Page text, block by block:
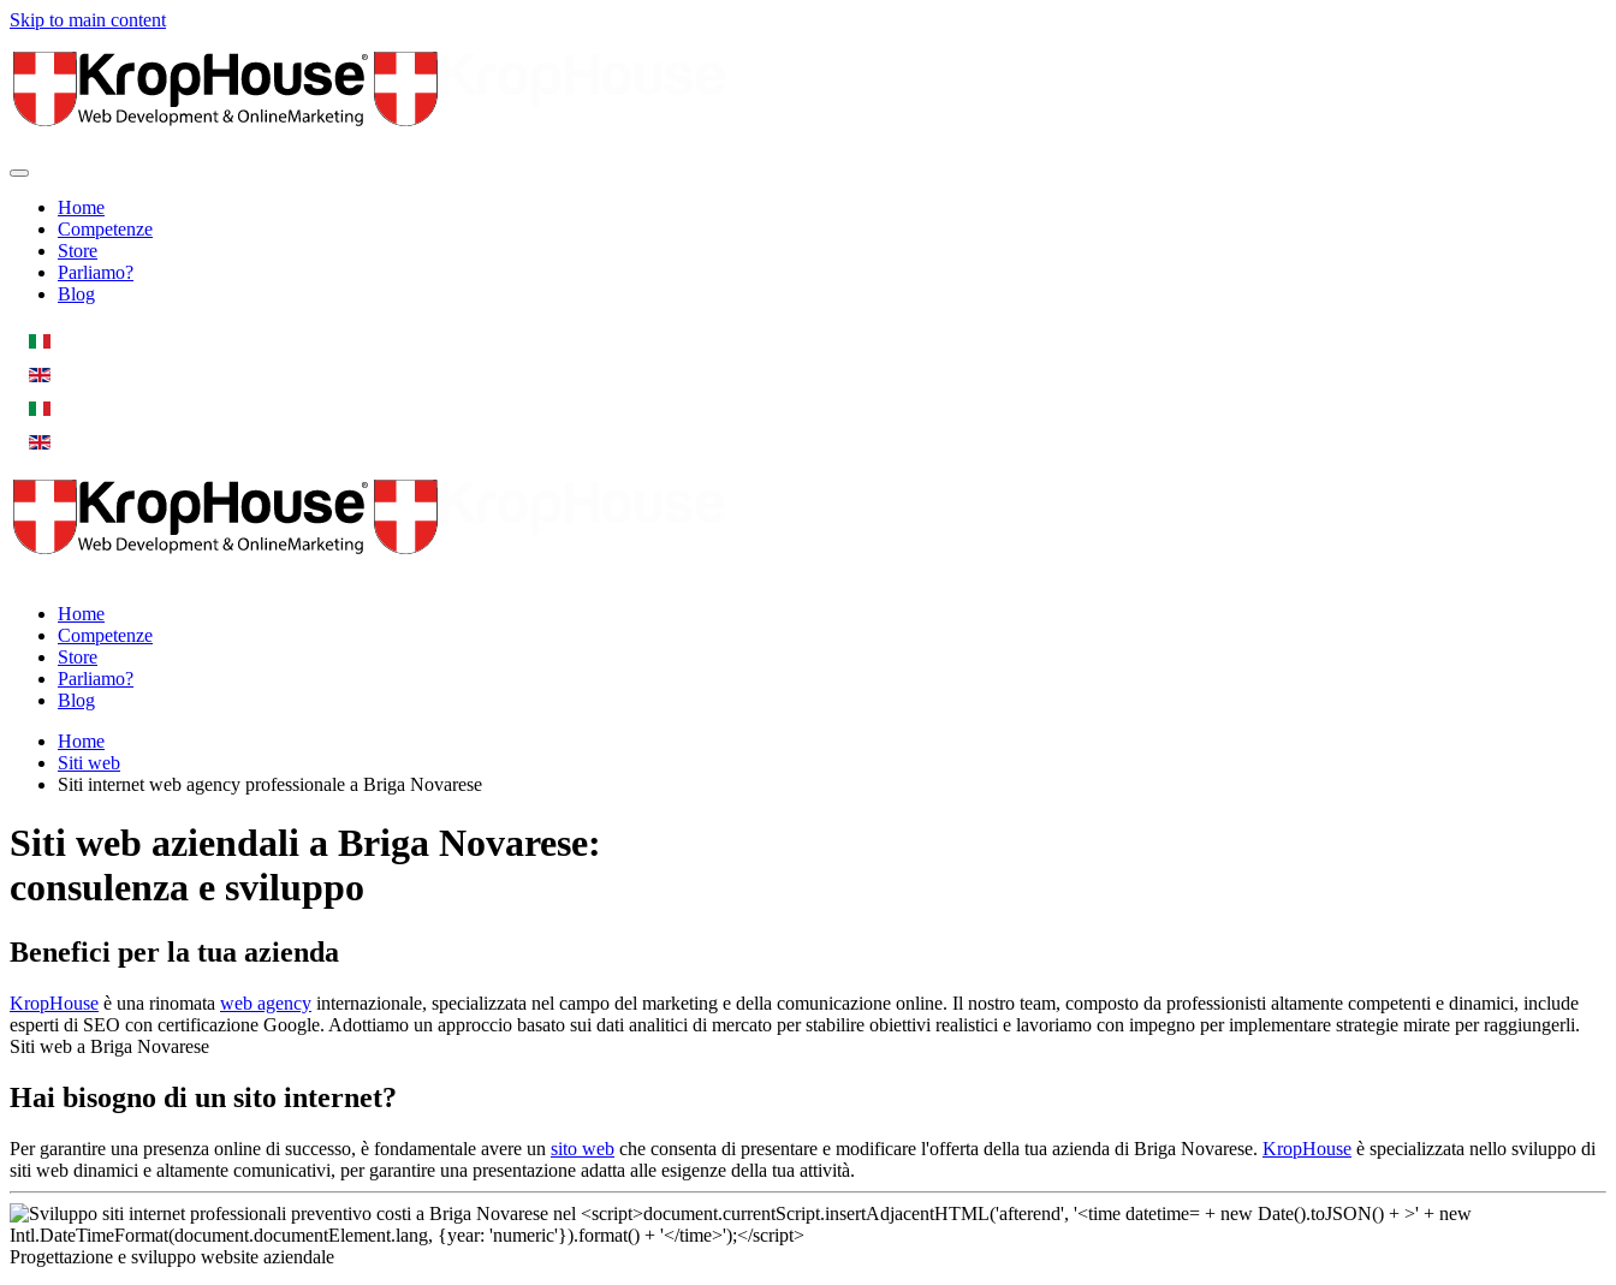
Skip to main content
Home
Competenze
Store
Parliamo?
Blog
Home
Competenze
Store
Parliamo?
Blog
Home
Siti web
Siti internet web agency professionale a Briga Novarese
Siti web aziendali a Briga Novarese:
consulenza e sviluppo
Benefici per la tua azienda
KropHouse è una rinomata web agency internazionale, specializzata nel campo del marketing e della comunicazione online. Il nostro team, composto da professionisti altamente competenti e dinamici, include
esperti di SEO con certificazione Google. Adottiamo un approccio basato sui dati analitici di mercato per stabilire obiettivi realistici e lavoriamo con impegno per implementare strategie mirate per raggiungerli.
Siti web a Briga Novarese
Hai bisogno di un sito internet?
Per garantire una presenza online di successo, è fondamentale avere un sito web che consenta di presentare e modificare l'offerta della tua azienda di Briga Novarese. KropHouse è specializzata nello sviluppo di
siti web dinamici e altamente comunicativi, per garantire una presentazione adatta alle esigenze della tua attività.
Progettazione e sviluppo website aziendale